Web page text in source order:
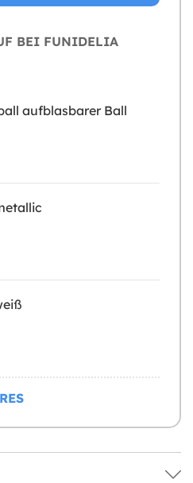
BEI FUNIDELIA
aufblasbarer Ball